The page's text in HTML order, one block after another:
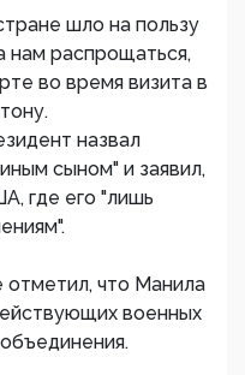
шло на пользу
нам распрощаться,
во время визита в
назвал
сыном" и заявил,
где его "лишь
что Манила
военных